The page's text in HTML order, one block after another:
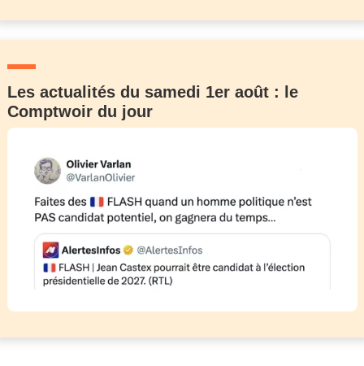
Les actualités du samedi 1er août : le
Comptwoir du jour